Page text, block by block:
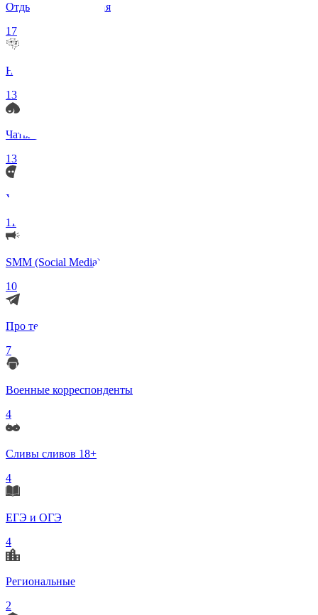
Отдых и Развлечения
17
Нейросети и ИИ
13
Чаты по интересам
13
Удаленка (Работа)
11
SMM (Social Media)
10
Про телеграмм
7
Военные корреспонденты
4
Сливы сливов 18+
4
ЕГЭ и ОГЭ
4
Региональные
2